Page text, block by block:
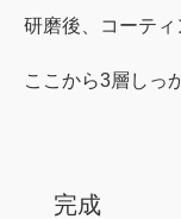
研磨後、コーティ
ここから3層しっ
完成